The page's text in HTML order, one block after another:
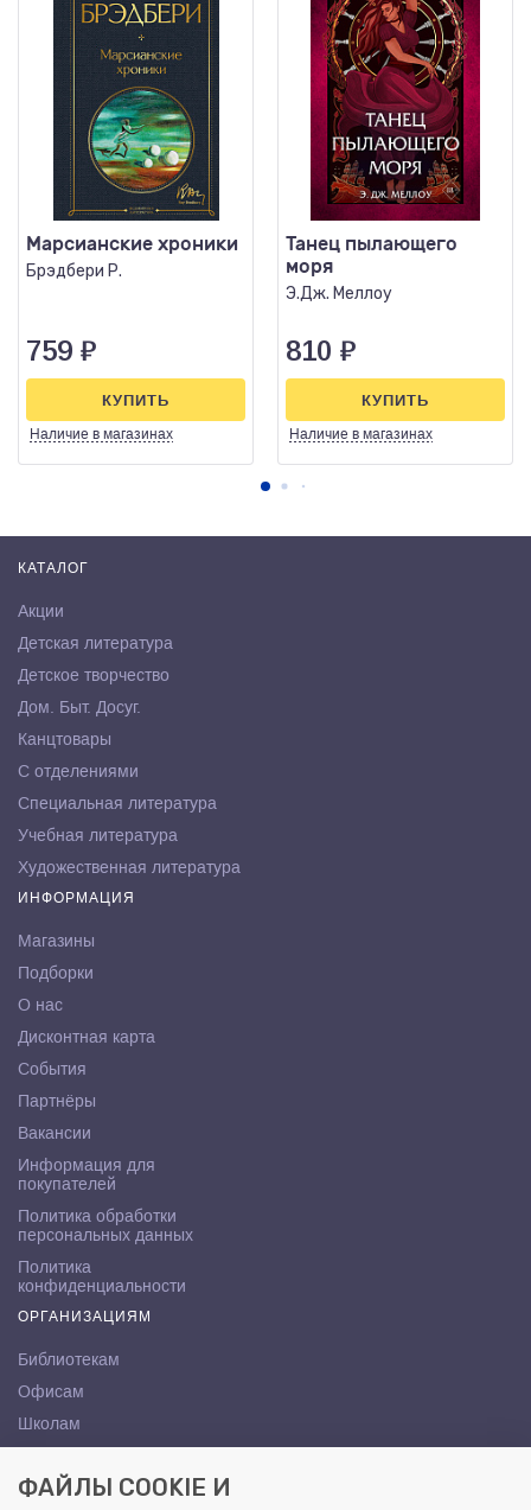
Марсианские хроники
Брэдбери Р.
759 ₽
Наличие в магазинах
КУПИТЬ
Танец пылающего
моря
Э.Дж. Меллоу
810 ₽
Наличие в магазинах
КУПИТЬ
КАТАЛОГ
Акции
Детская литература
Детское творчество
Дом. Быт. Досуг.
Канцтовары
С отделениями
Специальная литература
Учебная литература
Художественная литература
ИНФОРМАЦИЯ
Магазины
Подборки
О нас
Дисконтная карта
События
Партнёры
Вакансии
Информация для
покупателей
Политика обработки
персональных данных
Политика
конфиденциальности
ОРГАНИЗАЦИЯМ
Библиотекам
Офисам
Школам
КОНТАКТЫ
ФАЙЛЫ COOKIE И